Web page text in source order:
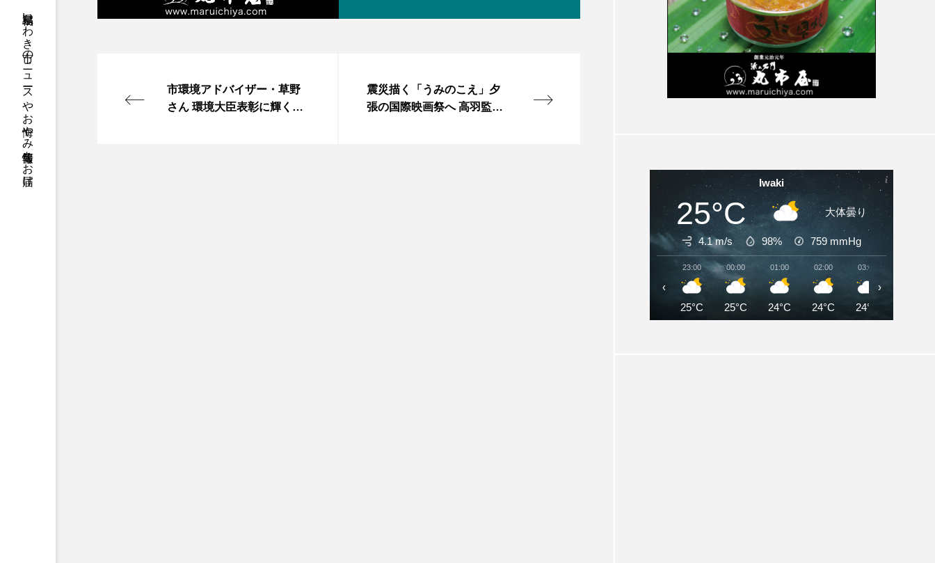
福島県いわき市のニュースやお悔やみ情報等をお届け
市環境アドバイザー・草野
さん 環境大臣表彰に輝く
震災描く「うみのこえ」夕
張の国際映画祭へ 高羽監督
Iwaki
25°C 大体曇り
4.1 m/s 98% 759mmHg
23:00
25°C
00:00
25°C
01:00
24°C
02:00
24°C
03:00
24°C
‹ ›